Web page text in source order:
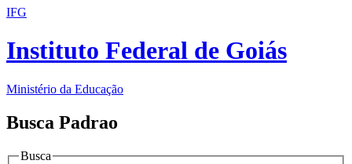
IFG
Instituto Federal de Goiás
Ministério da Educação
Busca Padrao
Busca